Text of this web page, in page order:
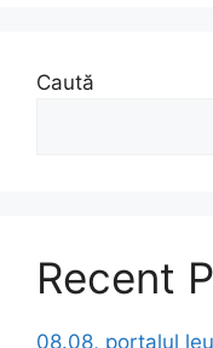
Caută
Recent
08.08, portalul